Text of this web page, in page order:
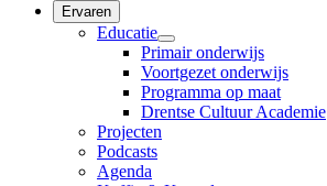
Ervaren
Educatie
Primair onderwijs
Voortgezet onderwijs
Programma op maat
Drentse Cultuur Academie
Projecten
Podcasts
Agenda